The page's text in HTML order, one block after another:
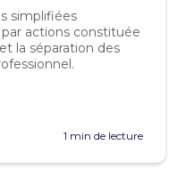
simplifiées
actions constituée
la séparation des
1 min de lecture